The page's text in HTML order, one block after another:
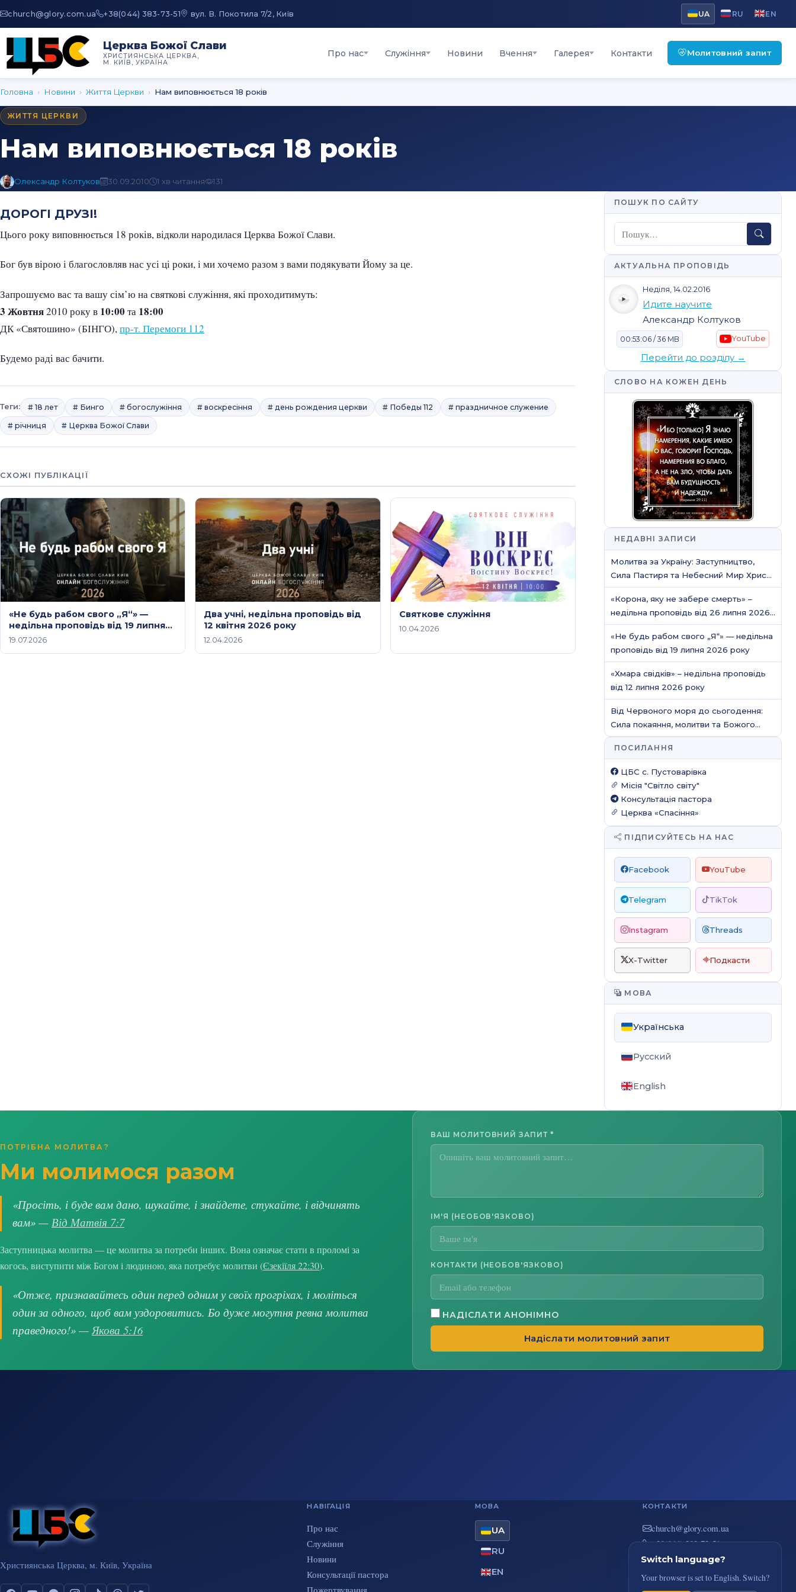
au.moc.yrolg@hcruhc +38(044) 383-73-51 вул. В. Покотила 7/2, Київ UA RU EN
Церква Божої Слави
ХРИСТИЯНСЬКА ЦЕРКВА,
М. КИЇВ, УКРАЇНА
Про нас Служіння Новини Вчення Галерея Контакти Молитовний запит
Головна › Новини › Життя Церкви › Нам виповнюється 18 років
ЖИТТЯ ЦЕРКВИ
Нам виповнюється 18 років
Олександр Колтуков 30.09.2010 1 хв читання 131
ДОРОГІ ДРУЗІ!
Цього року виповнюється 18 років, відколи народилася Церква Божої Слави.
Бог був вірою і благословляв нас усі ці роки, і ми хочемо разом з вами подякувати Йому за це.
Запрошуємо вас та вашу сім’ю на святкові служіння, які проходитимуть:
3 Жовтня2010 року в 10:00 та 18:00
ДК «Святошино» (БІНГО), пр-т. Перемоги 112
Будемо раді вас бачити.
Теги: # 18 лет # Бинго # богослужіння # воскресіння # день рождения церкви # Победы 112 # праздничное служение
# річниця # Церква Божої Слави
СХОЖІ ПУБЛІКАЦІЇ
«Не будь рабом свого „Я“» —
недільна проповідь від 19 липня
2026 року
19.07.2026
Два учні, недільна проповідь від
12 квітня 2026 року
12.04.2026
Святкове служіння
10.04.2026
ПОШУК ПО САЙТУ
Пошук
АКТУАЛЬНА ПРОПОВІДЬ
Неділя, 14.02.2016
Идите научите
Александр Колтуков
00:53:06 / 36 MB YouTube
Перейти до розділу →
СЛОВО НА КОЖЕН ДЕНЬ
НЕДАВНІ ЗАПИСИ
Молитва за Україну: Заступництво,
Сила Пастиря та Небесний Мир Христа
/ Молитовне служіння
«Корона, яку не забере смерть» –
недільна проповідь від 26 липня 2026
року
«Не будь рабом свого „Я“» — недільна
проповідь від 19 липня 2026 року
«Хмара свідків» – недільна проповідь
від 12 липня 2026 року
Від Червоного моря до сьогодення:
Сила покаяння, молитви та Божого
захисту
ПОСИЛАННЯ
ЦБС c. Пустоварівка
Місія "Світло світу"
Консультація пастора
Церква «Спасіння»
ПІДПИСУЙТЕСЬ НА НАС
Facebook YouTube
Telegram TikTok
Instagram Threads
X-Twitter Подкасти
МОВА
Українська
Русский
English
ПОТРІБНА МОЛИТВА?
Ми молимося разом
«Просіть, і буде вам дано, шукайте, і знайдете, стукайте, і відчинять
вам» — Від Матвія 7:7
Заступницька молитва — це молитва за потреби інших. Вона означає стати в проломі за
когось, виступити між Богом і людиною, яка потребує молитви (Єзекіїля 22:30).
«Отже, признавайтесь один перед одним у своїх прогріхах, і моліться
один за одного, щоб вам уздоровитись. Бо дуже могутня ревна молитва
праведного!» —Якова 5:16
ВАШ МОЛИТОВНИЙ ЗАПИТ *
ІМ'Я (НЕОБОВ'ЯЗКОВО)
КОНТАКТИ (НЕОБОВ'ЯЗКОВО)
НАДІСЛАТИ АНОНІМНО
Надіслати молитовний запит
Християнська Церква, м. Київ, Україна
НАВІГАЦІЯ
Про нас
Служіння
Новини
Консультації пастора
Пожертвування
МОВА
UA
RU
EN
КОНТАКТИ
au.moc.yrolg@hcruhc
+38(044) 383-73-51
вул. В. Покотила 7/2, Київ
Switch language?
Your browser is set to English. Switch?